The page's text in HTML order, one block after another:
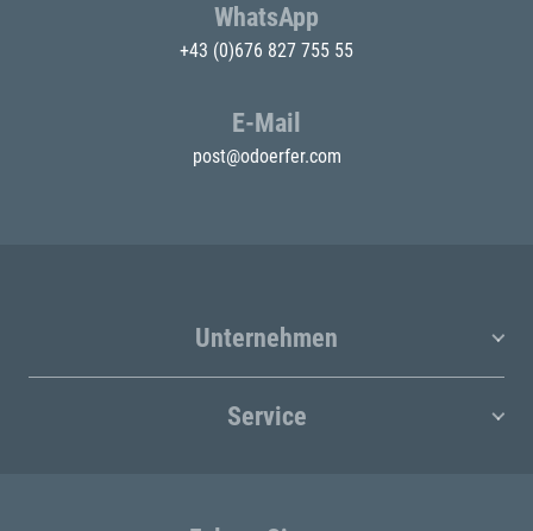
WhatsApp
+43 (0)676 827 755 55
E-Mail
post@odoerfer.com
Unternehmen
Service